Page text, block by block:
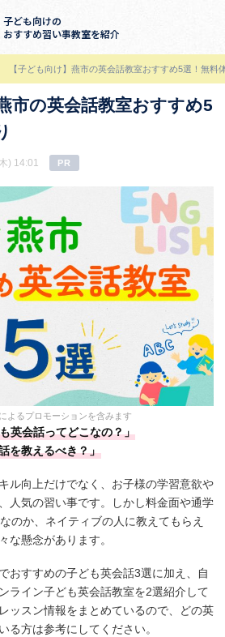
子ども向けの
おすすめ習い事教室を紹介
【子ども向け】燕市の英会話教室おすすめ5選！無料
市の英会話教室おすすめ5
) 14:01 PR
よるプロモーションを含みます
英会話ってどこなの？」
を教えるべき？」
ル向上だけでなく、お子様の学習意欲や
人気の習い事です。しかし料金面や通学
のか、ネイティブの人に教えてもらえ
な懸念があります。
おすすめの子ども英会話3選に加え、自
ライン子ども英会話教室を2選紹介して
ッスン情報をまとめているので、どの英
る方は参考にしてください。